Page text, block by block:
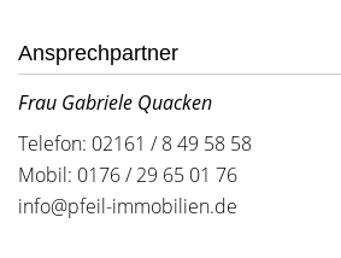
Ansprechpartner
Frau Gabriele Quacken
Telefon: 02161 / 8 49 58 58
Mobil: 0176 / 29 65 01 76
info@pfeil-immobilien.de